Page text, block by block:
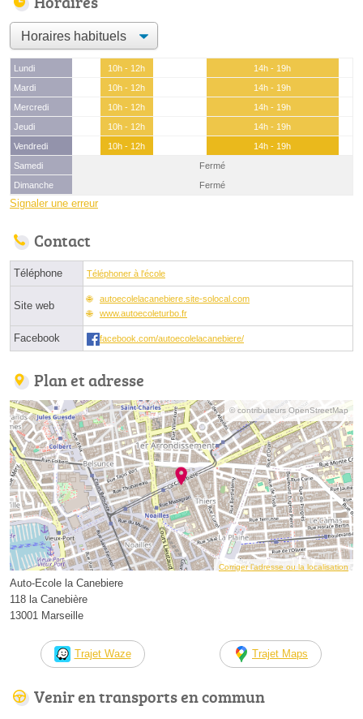
Lundi 10h - 12h
14h - 19h
Mardi
10h - 12h
14h - 19h
Mercredi
10h - 12h
14h - 19h
Jeudi
10h - 12h
14h - 19h
Vendredi
10h - 12h
14h - 19h
Samedi
Fermé
Dimanche
Fermé
Signaler une erreur
Contact
Téléphone Téléphoner à l'école
Site web
autoecolelacanebiere.site-solocal.com
www.autoecoleturbo.fr
Facebook facebook.com/autoecolelacanebiere/
Plan et adresse
© contributeurs OpenStreetMap
Corriger l’adresse ou la localisation
Auto-Ecole la Canebiere
118 la Canebière
13001 Marseille
Trajet Waze Trajet Maps
Venir en transports en commun